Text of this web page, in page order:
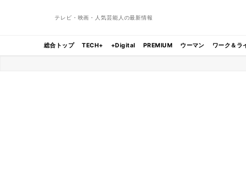
テレビ・映画・人気芸能人の最新情報
総合トップ TECH+ +Digital PREMIUM ウーマン ワーク＆ラ